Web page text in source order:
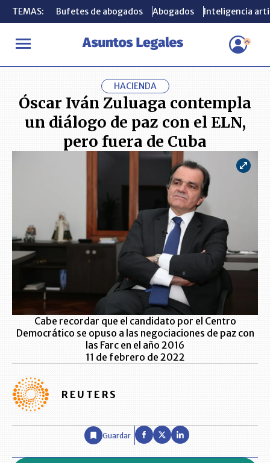
TEMAS: Bufetes de abogados Abogados Inteligencia
INICIO ACTUALIDAD Óscar Iván Zuluaga contempla un diálogo
TEMAS: Bufetes de abogados Abogados Inteligencia
HACIENDA
Óscar Iván Zuluaga contempla
un diálogo de paz con el ELN,
pero fuera de Cuba
Cabe recordar que el candidato por el Centro
Democrático se opuso a las negociaciones de paz con
las Farc en el año 2016
11 de febrero de 2022
REUTERS
Guardar